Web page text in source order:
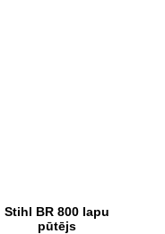
Stihl BR 800 lapu
pūtējs